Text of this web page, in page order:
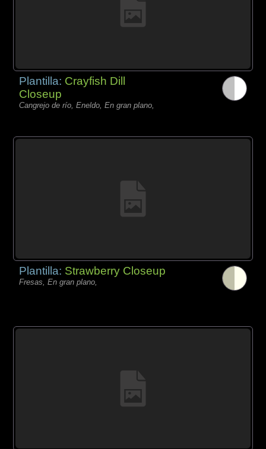
Plantilla: Crayfish Dill
Closeup
Cangrejo de río, Eneldo, En gran plano,
Plantilla: Strawberry Closeup
Fresas, En gran plano,